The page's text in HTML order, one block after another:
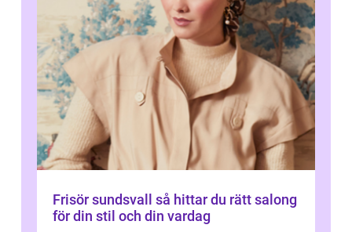
Frisör sundsvall så hittar du rätt salong
för din stil och din vardag